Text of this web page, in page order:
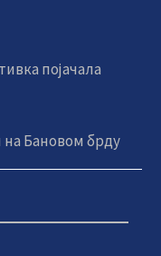
појачала
Бановом брду